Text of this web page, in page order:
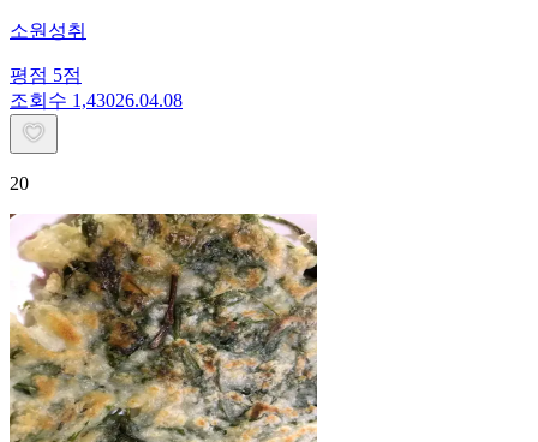
소원성취
평점 5점
조회수 1,43026.04.08
20